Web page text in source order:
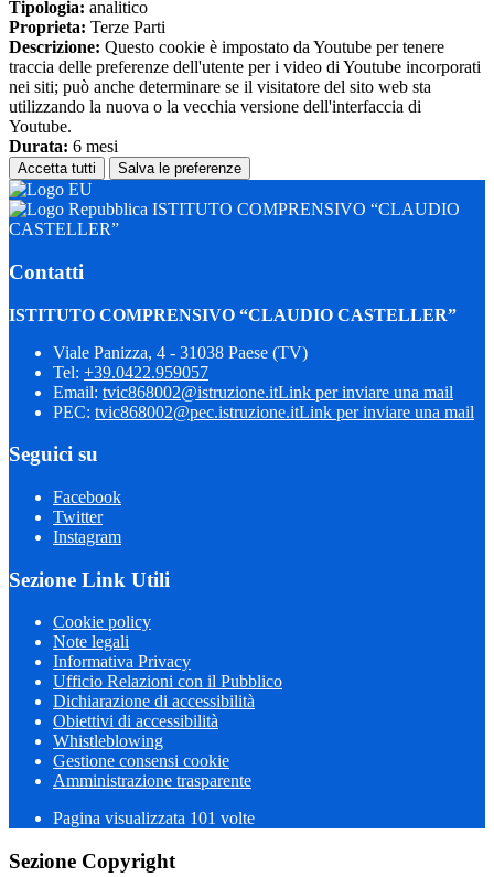
Tipologia: analitico
Proprieta: Terze Parti
Descrizione: Questo cookie è impostato da Youtube per tenere
traccia delle preferenze dell'utente per i video di Youtube incorporati
nei siti; può anche determinare se il visitatore del sito web sta
utilizzando la nuova o la vecchia versione dell'interfaccia di
Youtube.
Durata: 6 mesi
Accetta tutti Salva le preferenze
ISTITUTO COMPRENSIVO “CLAUDIO
CASTELLER”
Contatti
ISTITUTO COMPRENSIVO “CLAUDIO CASTELLER”
Viale Panizza, 4 - 31038 Paese (TV)
Tel: +39.0422.959057
Email: tvic868002@istruzione.itLink per inviare una mail
PEC: tvic868002@pec.istruzione.itLink per inviare una mail
Seguici su
Facebook
Twitter
Instagram
Sezione Link Utili
Cookie policy
Note legali
Informativa Privacy
Ufficio Relazioni con il Pubblico
Dichiarazione di accessibilità
Obiettivi di accessibilità
Whistleblowing
Gestione consensi cookie
Amministrazione trasparente
Pagina visualizzata 101 volte
Sezione Copyright